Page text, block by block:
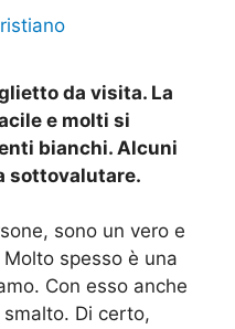
da visita. La
e molti si
bianchi. Alcuni
sottovalutare.
sono un vero e
spesso è una
Con esso anche
smalto. Di certo,